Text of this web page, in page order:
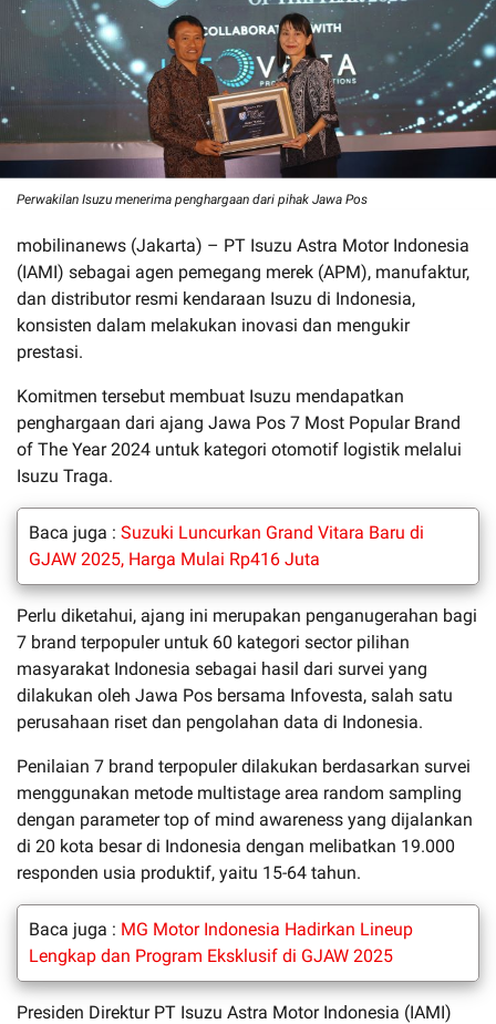
Perwakilan Isuzu menerima penghargaan dari pihak Jawa Pos
mobilinanews (Jakarta) – PT Isuzu Astra Motor Indonesia
(IAMI) sebagai agen pemegang merek (APM), manufaktur,
dan distributor resmi kendaraan Isuzu di Indonesia,
konsisten dalam melakukan inovasi dan mengukir
prestasi.
Komitmen tersebut membuat Isuzu mendapatkan
penghargaan dari ajang Jawa Pos 7 Most Popular Brand
of The Year 2024 untuk kategori otomotif logistik melalui
Isuzu Traga.
Baca juga : Suzuki Luncurkan Grand Vitara Baru di
GJAW 2025, Harga Mulai Rp416 Juta
Perlu diketahui, ajang ini merupakan penganugerahan bagi
7 brand terpopuler untuk 60 kategori sector pilihan
masyarakat Indonesia sebagai hasil dari survei yang
dilakukan oleh Jawa Pos bersama Infovesta, salah satu
perusahaan riset dan pengolahan data di Indonesia.
Penilaian 7 brand terpopuler dilakukan berdasarkan survei
menggunakan metode multistage area random sampling
dengan parameter top of mind awareness yang dijalankan
di 20 kota besar di Indonesia dengan melibatkan 19.000
responden usia produktif, yaitu 15-64 tahun.
Baca juga : MG Motor Indonesia Hadirkan Lineup
Lengkap dan Program Eksklusif di GJAW 2025
Presiden Direktur PT Isuzu Astra Motor Indonesia (IAMI)